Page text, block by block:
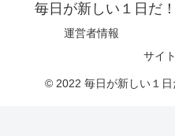
毎日が新しい１日だ
運営者情報
サイ
© 2022 毎日が新しい１日